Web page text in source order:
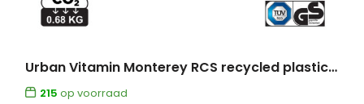
Urban Vitamin Monterey RCS recycled plastic 20W GAN oplader
215 op voorraad